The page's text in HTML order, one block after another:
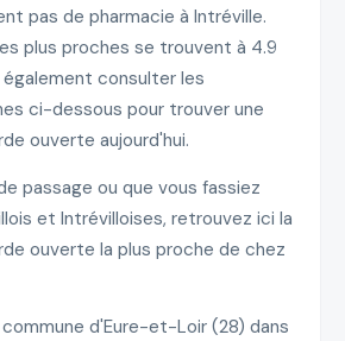
pas de pharmacie à Intréville.
plus proches se trouvent à 4.9
également consulter les
ci-dessous pour trouver une
ouverte aujourd'hui.
passage ou que vous fassiez
et Intrévilloises, retrouvez ici la
ouverte la plus proche de chez
d'Eure-et-Loir (28) dans